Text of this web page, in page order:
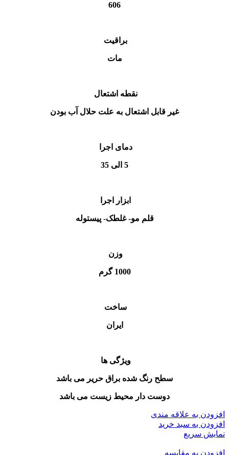
606
براقیت
مات
نقطه اشتعال
غیر قابل اشتعال به علت حلال آب بودن
دمای اجرا
5 الی 35
ابزار اجرا
قلم مو- غلطک- پیستوله
وزن
1000 گرم
ساخت
ایران
ویژگی ها
سطح رنگ شده براق حریر می باشد
دوست دار محیط زیست می باشد
افزودن به علاقه مندی
افزودن به سبد خرید
نمایش سریع
افزودن به مقایسه